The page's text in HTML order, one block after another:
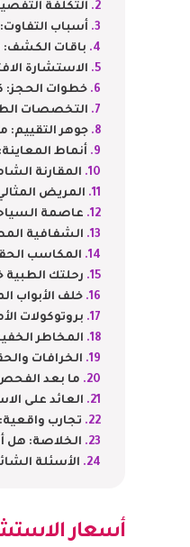
التكلفة
أسباب
باقات الكشف:
الاستشارة
خطوات الحجز:
التخصصات
جوهر التقييم:
أنماط
المقارنة
المريض
عاصمة
الشفافية
المكاسب
رحلتك
خلف الأبواب
بروتوكولات
المخاطر
الخرافات
ما بعد
العائد على
تجارب
الخلاصة: هل
الأسئلة
أسعار